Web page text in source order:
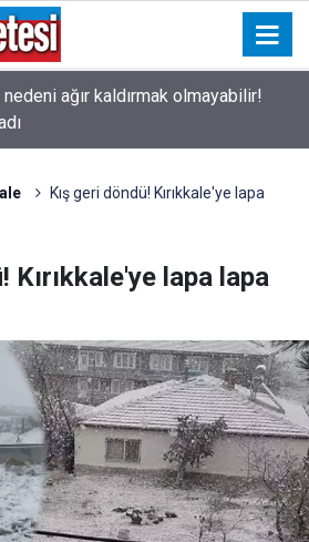
nedeni ağır kaldırmak olmayabilir!
Kış geri döndü! Kırıkkale'ye lapa
Kırıkkale'ye lapa lapa